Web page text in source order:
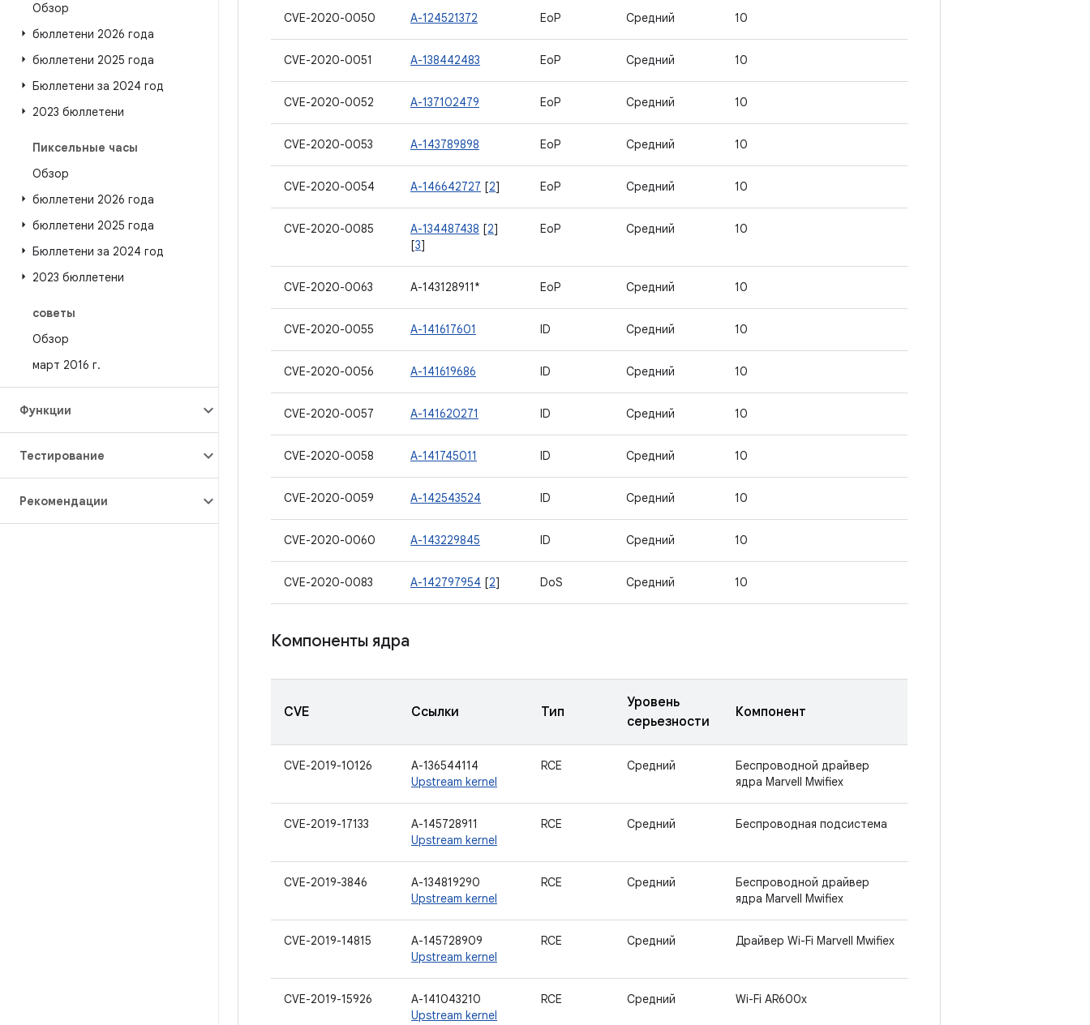
Обзор
бюллетени 2026 года
бюллетени 2025 года
Бюллетени за 2024 год
2023 бюллетени
Пиксельные часы
Обзор
бюллетени 2026 года
бюллетени 2025 года
Бюллетени за 2024 год
2023 бюллетени
советы
Обзор
март 2016 г.
Функции
Тестирование
Рекомендации
CVE-2020-0050 A-124521372 EoP Средний 10
CVE-2020-0051 A-138442483 EoP Средний 10
CVE-2020-0052 A-137102479 EoP Средний 10
CVE-2020-0053 A-143789898 EoP Средний 10
CVE-2020-0054 A-146642727 [2] EoP Средний 10
CVE-2020-0085 A-134487438 [2]
[3]
EoP Средний 10
CVE-2020-0063 A-143128911* EoP Средний 10
CVE-2020-0055 A-141617601 ID Средний 10
CVE-2020-0056 A-141619686 ID Средний 10
CVE-2020-0057 A-141620271 ID Средний 10
CVE-2020-0058 A-141745011 ID Средний 10
CVE-2020-0059 A-142543524 ID Средний 10
CVE-2020-0060 A-143229845 ID Средний 10
CVE-2020-0083 A-142797954 [2] DoS Средний 10
Компоненты ядра
CVE Ссылки Тип
Уровень
серьезности
Компонент
CVE-2019-10126
A-136544114
Upstream kernel
RCE Средний
Беспроводной драйвер
ядра Marvell Mwifiex
CVE-2019-17133
A-145728911
Upstream kernel
RCE Средний Беспроводная подсистема
CVE-2019-3846
A-134819290
Upstream kernel
RCE Средний
Беспроводной драйвер
ядра Marvell Mwifiex
CVE-2019-14815
A-145728909
Upstream kernel
RCE Средний Драйвер Wi-Fi Marvell Mwifiex
CVE-2019-15926
A-141043210
Upstream kernel
RCE Средний Wi-Fi AR600x